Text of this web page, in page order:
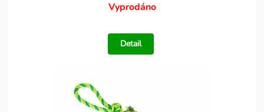
Vyprodáno
Detail